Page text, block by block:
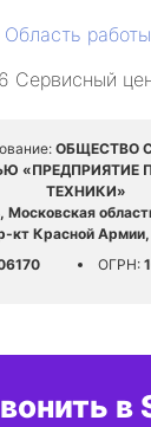
Область работы
Сервисный
ОБЩЕСТВО
«ПРЕДПРИЯТИЕ
ТЕХНИКИ»
Московская
кт Красной
ОГРН:
в